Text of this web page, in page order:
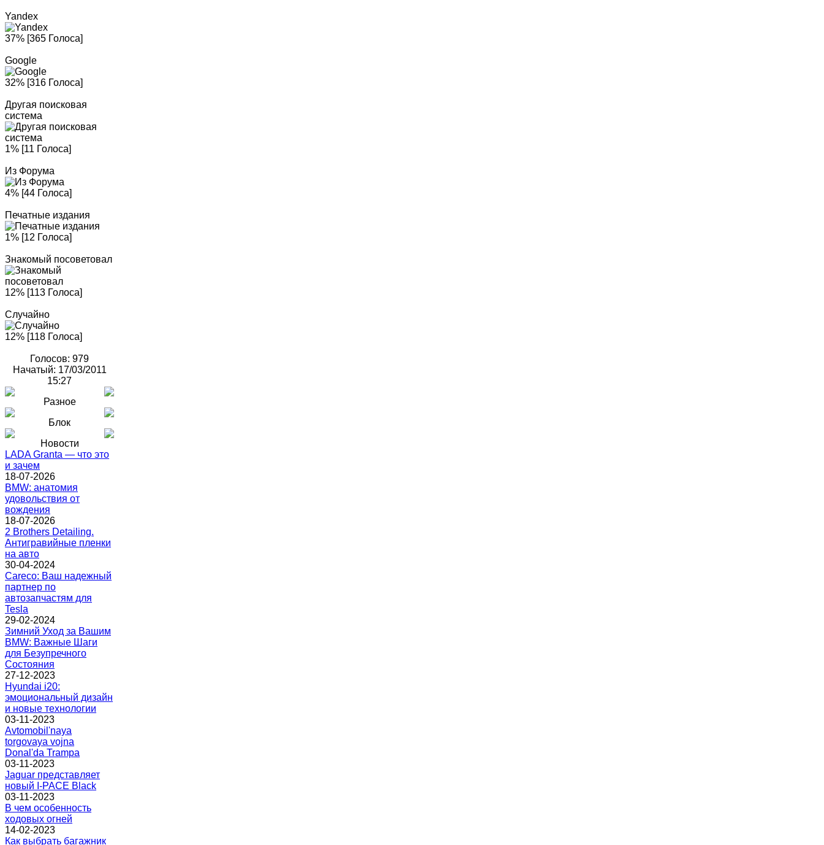
Yandex
37% [365 Голоса]
Google
32% [316 Голоса]
Другая поисковая
система
1% [11 Голоса]
Из Форума
4% [44 Голоса]
Печатные издания
1% [12 Голоса]
Знакомый посоветовал
12% [113 Голоса]
Случайно
12% [118 Голоса]
Голосов: 979
Начатый: 17/03/2011
15:27
Разное
Блок
Новости
LADA Granta — что это
и зачем
18-07-2026
BMW: анатомия
удовольствия от
вождения
18-07-2026
2 Brothers Detailing.
Антигравийные пленки
на авто
30-04-2024
Careco: Ваш надежный
партнер по
автозапчастям для
Tesla
29-02-2024
Зимний Уход за Вашим
BMW: Важные Шаги
для Безупречного
Состояния
27-12-2023
Hyundai i20:
эмоциональный дизайн
и новые технологии
03-11-2023
Avtomobil'naya
torgovaya vojna
Donal'da Trampa
03-11-2023
Jaguar представляет
новый I-PACE Black
03-11-2023
В чем особенность
ходовых огней
14-02-2023
Как выбрать багажник